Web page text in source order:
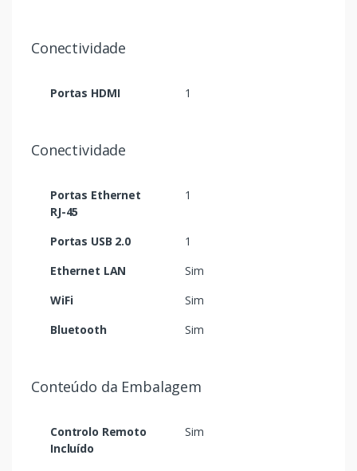
Conectividade
Portas HDMI 1
Conectividade
Portas Ethernet
RJ-45
1
Portas USB 2.0
1
Ethernet LAN
Sim
WiFi
Sim
Bluetooth
Sim
Conteúdo da Embalagem
Controlo Remoto
Incluído
Sim